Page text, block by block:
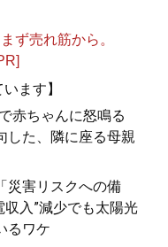
ず売れ筋から。
ます】
赤ちゃんに怒鳴る
した、隣に座る母親
災害リスクへの備
収入”減少でも太陽光
るワケ